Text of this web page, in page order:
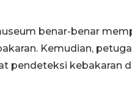
benar-benar
Kemudian,
pendeteksi kebakaran